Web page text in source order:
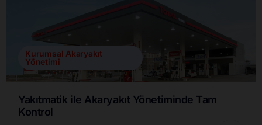
Kurumsal Akaryakıt
Yönetimi
Yakıtmatik ile Akaryakıt Yönetiminde Tam
Kontrol